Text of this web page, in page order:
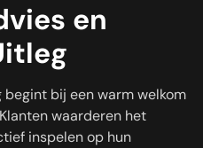
en
bij een warm welkom
waarderen het
inspelen op hun